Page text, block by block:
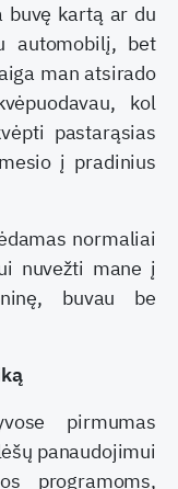
buvę kartą ar du
automobilį, bet
man atsirado
kol
pastarąsias
į pradinius
normaliai
nuvežti mane į
buvau be
pirmumas
panaudojimui
programoms,